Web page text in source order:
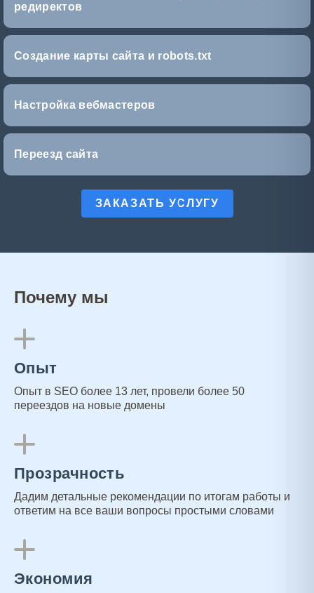
редиректов
Создание карты сайта и robots.txt
Настройка вебмастеров
Переезд сайта
ЗАКАЗАТЬ УСЛУГУ
Почему мы
Опыт
Опыт в SEO более 13 лет, провели более 50
переездов на новые домены
Прозрачность
Дадим детальные рекомендации по итогам работы и
ответим на все ваши вопросы простыми словами
Экономия